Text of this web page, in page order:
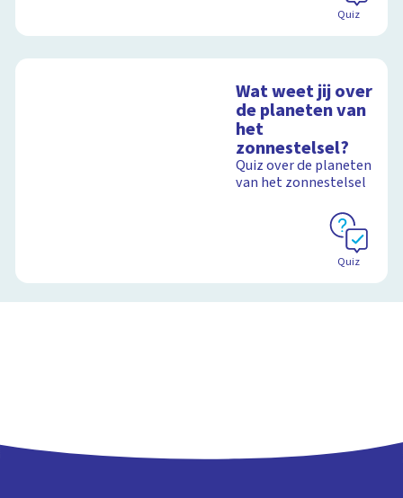
Quiz
Wat weet jij over
de planeten van
het
zonnestelsel?
Quiz over de planeten
van het zonnestelsel
Quiz